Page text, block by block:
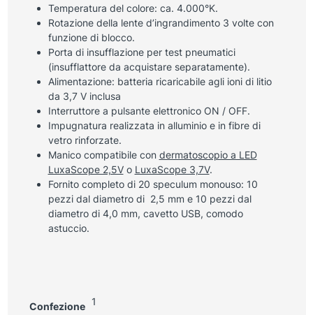
Temperatura del colore: ca. 4.000°K.
Rotazione della lente d’ingrandimento 3 volte con
funzione di blocco.
Porta di insufflazione per test pneumatici
(insufflattore da acquistare separatamente).
Alimentazione: batteria ricaricabile agli ioni di litio
da 3,7 V inclusa
Interruttore a pulsante elettronico ON / OFF.
Impugnatura realizzata in alluminio e in fibre di
vetro rinforzate.
Manico compatibile con dermatoscopio a LED
LuxaScope 2,5Vo LuxaScope 3,7V.
Fornito completo di 20 speculum monouso: 10
pezzi dal diametro di 2,5 mm e 10 pezzi dal
diametro di 4,0 mm, cavetto USB, comodo
astuccio.
Confezione 1